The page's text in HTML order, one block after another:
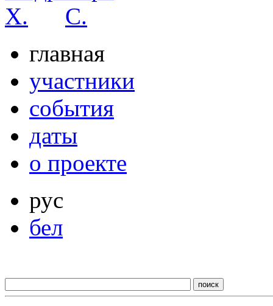
главная
участники
события
даты
о проекте
рус
бел